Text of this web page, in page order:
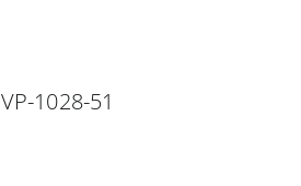
VP-1028-51